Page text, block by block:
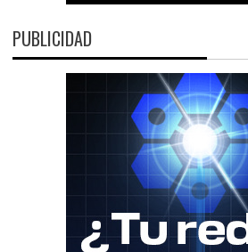
PUBLICIDAD